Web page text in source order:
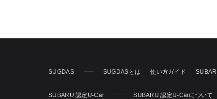
SUGDAS SUGDASとは 使い方ガイド
SUBARU 認定U-Car SUBARU 認定U-Carについて